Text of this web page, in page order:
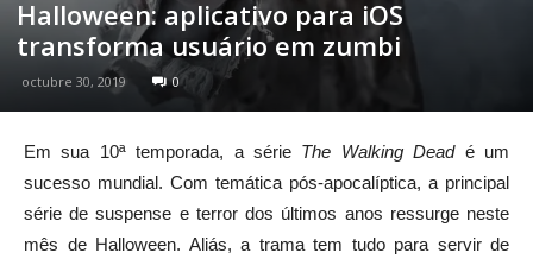
Halloween: aplicativo para iOS
transforma usuário em zumbi
octubre 30, 2019 0
Em sua 10ª temporada, a série The Walking Deadé um
sucesso mundial. Com temática pós-apocalíptica, a principal
série de suspense e terror dos últimos anos ressurge neste
mês de Halloween. Aliás, a trama tem tudo para servir de